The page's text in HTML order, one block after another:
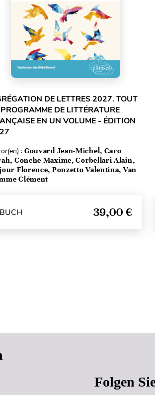
DE LETTRES 2027. TOUT
DE LITTÉRATURE
EN UN VOLUME - ÉDITION
: Gouvard Jean-Michel, Caro
Conche Maxime, Corbellari Alain,
Florence, Ponzetto Valentina, Van
Clément
BUCH 39,00 €
Folgen